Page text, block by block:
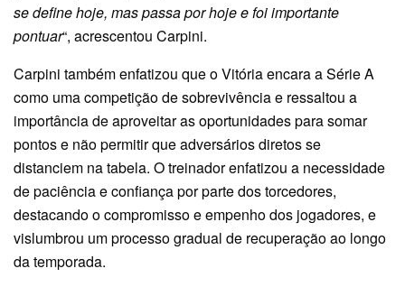
se define hoje, mas passa por hoje e foi importante
pontuar“, acrescentou Carpini.
Carpini também enfatizou que o Vitória encara a Série A
como uma competição de sobrevivência e ressaltou a
importância de aproveitar as oportunidades para somar
pontos e não permitir que adversários diretos se
distanciem na tabela. O treinador enfatizou a necessidade
de paciência e confiança por parte dos torcedores,
destacando o compromisso e empenho dos jogadores, e
vislumbrou um processo gradual de recuperação ao longo
da temporada.